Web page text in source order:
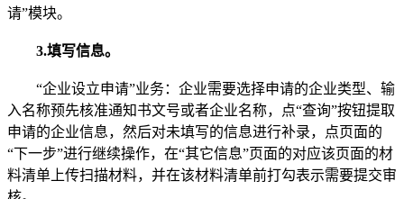
请”模块。
3.填写信息。
“企业设立申请”业务：企业需要选择申请的企业类型、输
入名称预先核准通知书文号或者企业名称，点“查询”按钮提取
申请的企业信息，然后对未填写的信息进行补录，点页面的
“下一步”进行继续操作，在“其它信息”页面的对应该页面的材
料清单上传扫描材料，并在该材料清单前打勾表示需要提交审